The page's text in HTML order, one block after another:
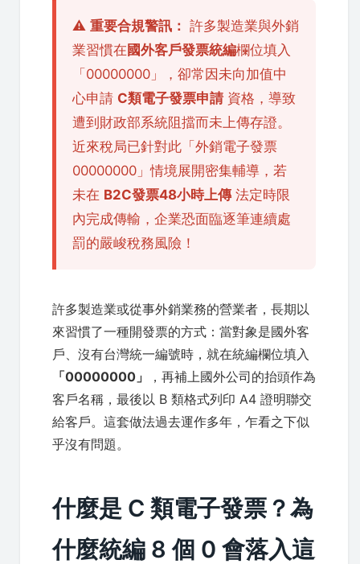
⚠️ 重要合規警訊： 許多製造業與外銷
業習慣在 國外客戶發票統編欄位填入
「00000000」，卻常因未向加值中
心申請 C類電子發票申請 資格，導致
遭到財政部系統阻擋而未上傳存證。
近來稅局已針對此「外銷電子發票
00000000」情境展開密集輔導，若
未在 B2C發票48小時上傳法定時限
內完成傳輸，企業恐面臨逐筆連續處
罰的嚴峻稅務風險！
許多製造業或從事外銷業務的營業者，長期以
來習慣了一種開發票的方式：當對象是國外客
戶、沒有台灣統一編號時，就在統編欄位填入
「00000000」
，再補上國外公司的抬頭作為
客戶名稱，最後以 B 類格式列印 A4 證明聯交
給客戶。這套做法過去運作多年，乍看之下似
乎沒有問題。
什麼是 C 類電子發票？為
什麼統編 8 個 0 會落入這